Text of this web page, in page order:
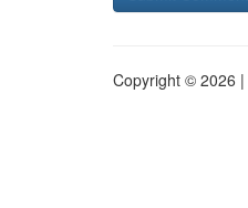
Copyright © 2026 |